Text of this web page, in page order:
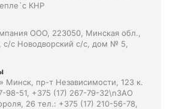
КНР
ООО, 223050, Минская обл.,
с Новодворский с/с, дом № 5,
пр-т Независимости, 123 к.
98-51, +375 (17) 267-79-32\nЗАО
26 тел.: +375 (17) 210-56-78,